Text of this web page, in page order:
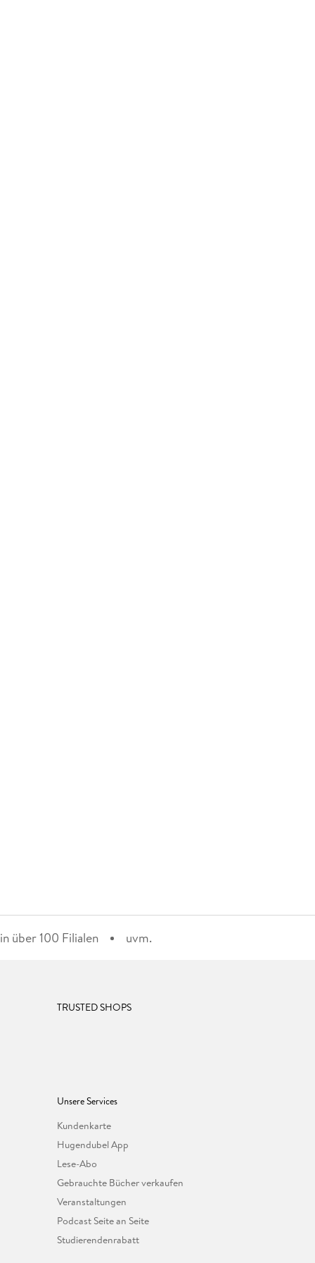
über 100 Filialen uvm.
TRUSTED SHOPS
Unsere Services
Kundenkarte
Hugendubel App
Lese-Abo
Gebrauchte Bücher verkaufen
Veranstaltungen
Podcast Seite an Seite
Studierendenrabatt